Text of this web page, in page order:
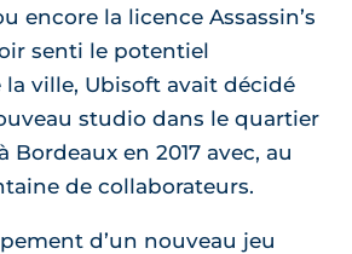
encore la licence Assassin’s
senti le potentiel
ville, Ubisoft avait décidé
studio dans le quartier
Bordeaux en 2017 avec, au
de collaborateurs.
d’un nouveau jeu